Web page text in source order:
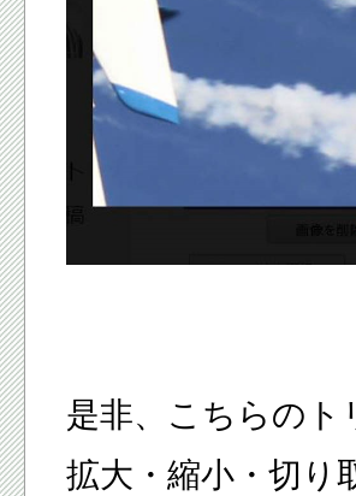
是非、こちらのト
拡大・縮小・切り